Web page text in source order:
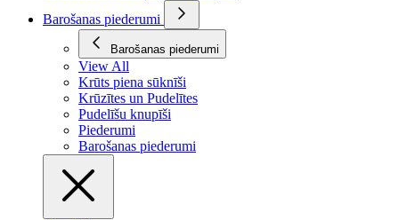
Barošanas piederumi
Barošanas piederumi
View All
Krūts piena sūknīši
Krūzītes un Pudelītes
Pudelīšu knupīši
Piederumi
Barošanas piederumi